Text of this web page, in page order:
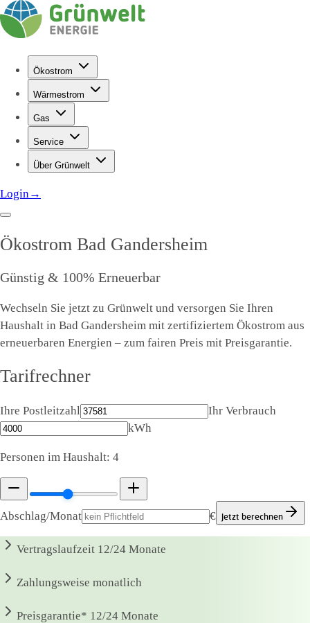
Ökostrom
Wärmestrom
Gas
Service
Über Grünwelt
Login→
Ökostrom Bad Gandersheim
Günstig & 100% Erneuerbar
Wechseln Sie jetzt zu Grünwelt und versorgen Sie Ihren
Haushalt in Bad Gandersheim mit zertifiziertem Ökostrom aus
erneuerbaren Energien – zum fairen Preis mit Preisgarantie.
Tarifrechner
Ihre Postleitzahl
Ihr Verbrauch
kWh
Personen im Haushalt: 4
Abschlag/Monat € Jetzt berechnen
Vertragslaufzeit 12/24 Monate
Zahlungsweise monatlich
Preisgarantie* 12/24 Monate